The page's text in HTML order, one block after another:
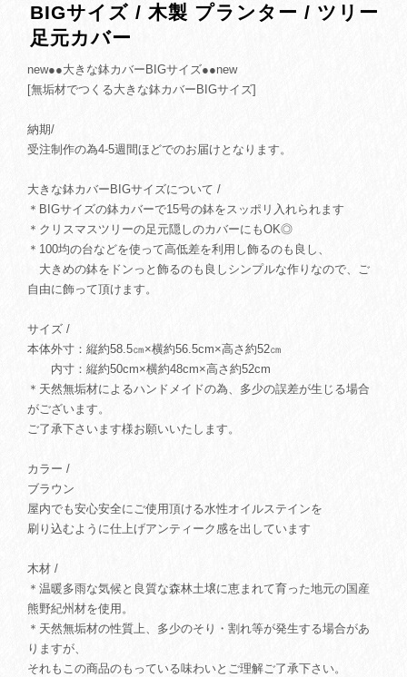
BIGサイズ / 木製 プランター / ツリー
足元カバー
new●●大きな鉢カバーBIGサイズ●●new
[無垢材でつくる大きな鉢カバーBIGサイズ]
納期/
受注制作の為4-5週間ほどでのお届けとなります。
大きな鉢カバーBIGサイズについて /
＊BIGサイズの鉢カバーで15号の鉢をスッポリ入れられます
＊クリスマスツリーの足元隠しのカバーにもOK◎
＊100均の台などを使って高低差を利用し飾るのも良し、
大きめの鉢をドンっと飾るのも良しシンプルな作りなので、ご
自由に飾って頂けます。
サイズ /
本体外寸：縦約58.5㎝×横約56.5cm×高さ約52㎝
内寸：縦約50cm×横約48cm×高さ約52cm
＊天然無垢材によるハンドメイドの為、多少の誤差が生じる場合
がございます。
ご了承下さいます様お願いいたします。
カラー /
ブラウン
屋内でも安心安全にご使用頂ける水性オイルステインを
刷り込むように仕上げアンティーク感を出しています
木材 /
＊温暖多雨な気候と良質な森林土壌に恵まれて育った地元の国産
熊野紀州材を使用。
＊天然無垢材の性質上、多少のそり・割れ等が発生する場合があ
りますが、
それもこの商品のもっている味わいとご理解ご了承下さい。